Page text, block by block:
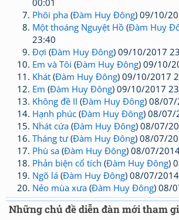
00:01
Phôi pha (Đàm Huy Đông) 09/10/
Một thoáng Nguyệt Hồ (Đàm Huy
23:40
Đợi (Đàm Huy Đông) 09/10/2017
Em và Tôi (Đàm Huy Đông) 09/10/
Khát (Đàm Huy Đông) 09/10/2017
Em (Đàm Huy Đông) 09/10/2017
Không đề II (Đàm Huy Đông) 08/07/
Hạnh phúc (Đàm Huy Đông) 08/07/
Nhát cứa (Đàm Huy Đông) 08/07/
Tháng tư(Đàm Huy Đông) 08/07/
Phù sa (Đàm Huy Đông) 08/07/
Phản biện cổ tích (Đàm Huy Đông)
Ngõ lá (Đàm Huy Đông) 08/07/
Nẻo mùa xưa (Đàm Huy Đông) 08/
Những chủ đề diễn đàn mới tham